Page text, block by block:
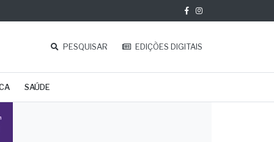
PESQUISAR EDIÇÕES DIGITAIS
SAÚDE